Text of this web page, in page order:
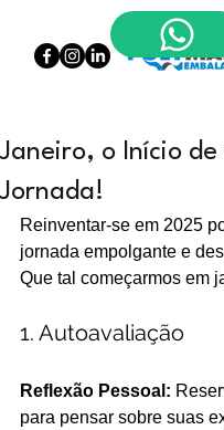
Janeiro, o Início
Jornada!
Reinventar-se em 2025
jornada empolgante e
Que tal começarmos em
1. Autoavaliação
Reflexão Pessoal:
para pensar sobre suas